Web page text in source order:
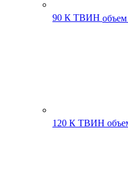
90 К ТВИН
120 К ТВИН